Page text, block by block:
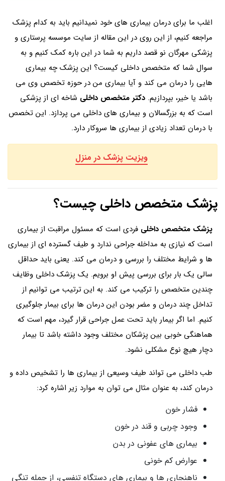
اغلب ما برای درمان بیماری های خود نمیدانیم باید به کدام پزشک
مراجعه کنیم، از این روی در این مقاله از سایت موسسه پرستاری و
پزشکی مهرگان نو قصد داریم به شما در این باره کمک کنیم و به
سوال شما که متخصص داخلی کیست؟ این پزشک چه بیماری
هایی را درمان می کند و آیا بیماری من در حوزه تخصص وی می
باشد یا خیر، بپردازیم. دکتر متخصص داخلی شاخه ای از پزشکی
است که به بزرگسالان و بیماری های داخلی می پردازد. این تخصص
با درمان تعداد زیادی از بیماری ها سروکار دارد.
ویزیت پزشک در منزل
پزشک متخصص داخلی چیست؟
پزشک متخصص داخلی فردی است که مسئول مراقبت از بیماری
است که نیازی به مداخله جراحی ندارد و طیف گسترده ای از بیماری
ها و شرایط مختلف را بررسی و درمان می کند. یعنی باید حداقل
سالی یک بار برای بررسی پیش او برویم. یک پزشک داخلی وظایف
چندین متخصص را ترکیب می کند. به این ترتیب می توانیم از
تداخل چند درمان و مضر بودن این درمان ها برای بیمار جلوگیری
کنیم. اما اگر بیمار باید تحت عمل جراحی قرار گیرد، مهم است که
هماهنگی خوبی بین پزشکان مختلف وجود داشته باشد تا بیمار
دچار هیچ نوع مشکلی نشود.
طب داخلی می تواند طیف وسیعی از بیماری ها را تشخیص داده و
درمان کند، به عنوان مثال می توان به موارد زیر اشاره کرد:
فشار خون
وجود چربی و قند در خون
بیماری های عفونی در بدن
عوارض کم خونی
ناهنجاری ها و بیماری های دستگاه تنفسی، از جمله تنگی